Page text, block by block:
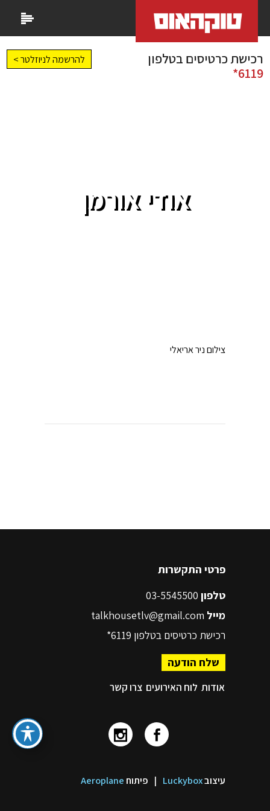
רכישת כרטיסים בטלפון
6119*
להרשמה לניוזלטר >
אודי אורמן
צילום ניר אריאלי
פרטי התקשרות
טלפון
מייל talkhousetlv@gmail.com
רכישת כרטיסים בטלפון 6119*
שלח הודעה
אודות לוח האירועים צרו קשר
עיצובLuckybox
| פיתוח Aeroplane